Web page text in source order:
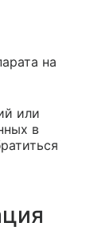
на
или
в